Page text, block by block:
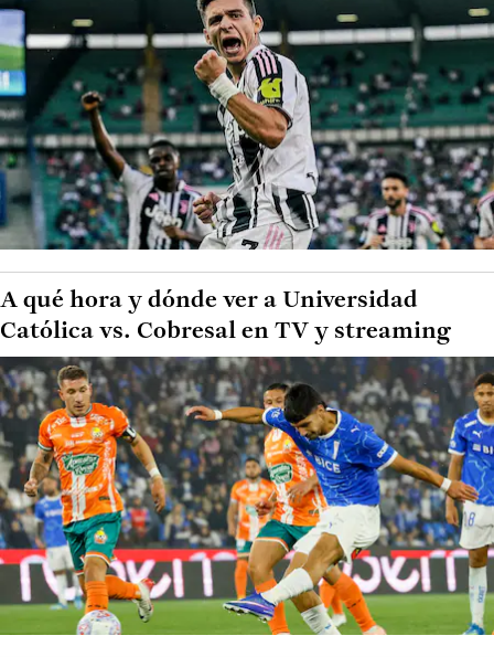
A qué hora y dónde ver a Universidad
Católica vs. Cobresal en TV y streaming